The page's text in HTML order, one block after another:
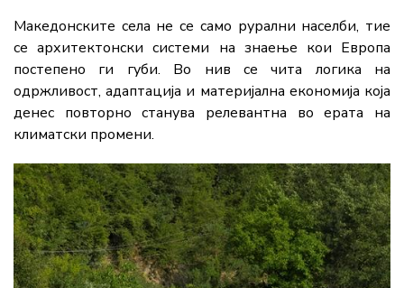
Македонските села не се само рурални населби, тие
се архитектонски системи на знаење кои Европа
постепено ги губи. Во нив се чита логика на
одржливост, адаптација и материјална економија која
денес повторно станува релевантна во ерата на
климатски промени.